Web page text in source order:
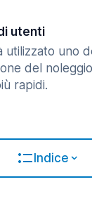
utenti
utilizzato uno
del
rapidi.
Indice